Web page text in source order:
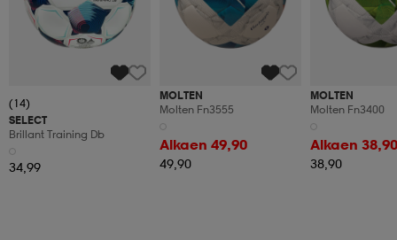
(14)
SELECT
Brillant Training Db
34,99
MOLTEN
Molten Fn3555
Alkaen 49,90
49,90
MOLTEN
Molten Fn3400
Alkaen 38,90
38,90